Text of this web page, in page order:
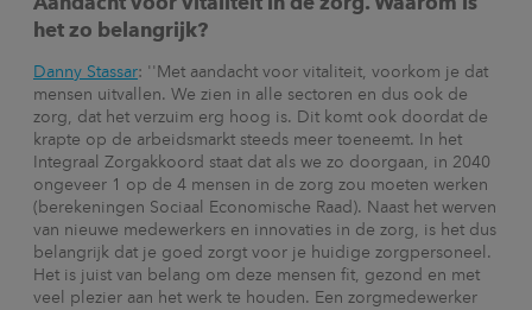
het zo belangrijk?
Danny Stassar: ''Met aandacht voor vitaliteit, voorkom je dat
mensen uitvallen. We zien in alle sectoren en dus ook de
zorg, dat het verzuim erg hoog is. Dit komt ook doordat de
krapte op de arbeidsmarkt steeds meer toeneemt. In het
Integraal Zorgakkoord staat dat als we zo doorgaan, in 2040
ongeveer 1 op de 4 mensen in de zorg zou moeten werken
(berekeningen Sociaal Economische Raad). Naast het werven
van nieuwe medewerkers en innovaties in de zorg, is het dus
belangrijk dat je goed zorgt voor je huidige zorgpersoneel.
Het is juist van belang om deze mensen fit, gezond en met
veel plezier aan het werk te houden. Een zorgmedewerker